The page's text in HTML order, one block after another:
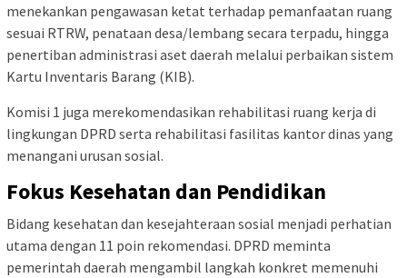
menekankan pengawasan ketat terhadap pemanfaatan ruang
sesuai RTRW, penataan desa/lembang secara terpadu, hingga
penertiban administrasi aset daerah melalui perbaikan sistem
Kartu Inventaris Barang (KIB).
Komisi 1 juga merekomendasikan rehabilitasi ruang kerja di
lingkungan DPRD serta rehabilitasi fasilitas kantor dinas yang
menangani urusan sosial.
Fokus Kesehatan dan Pendidikan
Bidang kesehatan dan kesejahteraan sosial menjadi perhatian
utama dengan 11 poin rekomendasi. DPRD meminta
pemerintah daerah mengambil langkah konkret memenuhi